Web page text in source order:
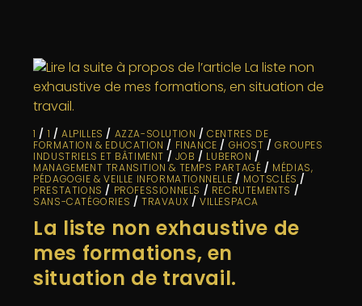
1 / 1 /ALPILLES / AZZA-SOLUTION /CENTRES DE
FORMATION & EDUCATION / FINANCE / GHOST /GROUPES
INDUSTRIELS ET BÂTIMENT / JOB / LUBERON /
MANAGEMENT TRANSITION & TEMPS PARTAGÉ / MÉDIAS,
PÉDAGOGIE & VEILLE INFORMATIONNELLE / MOTSCLÉS /
PRESTATIONS / PROFESSIONNELS / RECRUTEMENTS /
SANS-CATÉGORIES /TRAVAUX /VILLESPACA
La liste non exhaustive de
mes formations, en
situation de travail.